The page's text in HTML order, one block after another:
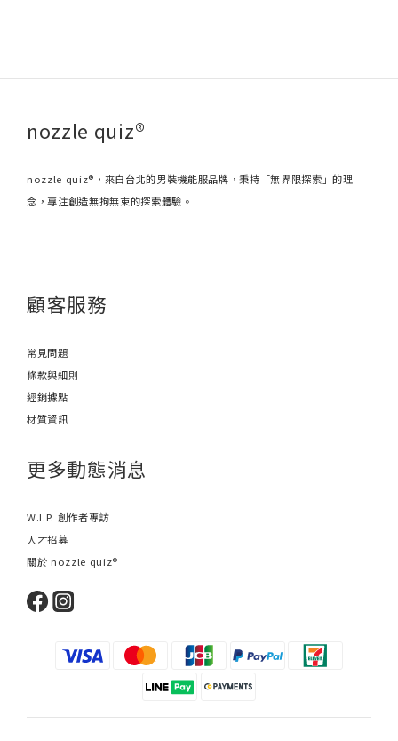
nozzle quiz®
nozzle quiz®，來自台北的男裝機能服品牌，秉持「無界限探索」的理
念，專注創造無拘無束的探索體驗。
顧客服務
常見問題
條款與細則
經銷據點
材質資訊
更多動態消息
W.I.P. 創作者專訪
人才招募
關於 nozzle quiz®